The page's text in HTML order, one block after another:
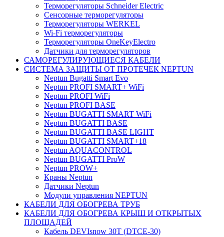
Терморегуляторы Schneider Electric
Сенсорные терморегуляторы
Терморегуляторы WERKEL
Wi-Fi терморегуляторы
Терморегуляторы OneKeyElectro
Датчики для терморегуляторов
САМОРЕГУЛИРУЮЩИЕСЯ КАБЕЛИ
СИСТЕМА ЗАЩИТЫ ОТ ПРОТЕЧЕК NEPTUN
Neptun Bugatti Smart Evo
Neptun PROFI SMART+ WiFi
Neptun PROFI WiFi
Neptun PROFI BASE
Neptun BUGATTI SMART WiFi
Neptun BUGATTI BASE
Neptun BUGATTI BASE LIGHT
Neptun BUGATTI SMART+18
Neptun AQUACONTROL
Neptun BUGATTI ProW
Neptun PROW+
Краны Neptun
Датчики Neptun
Модули управления NEPTUN
КАБЕЛИ ДЛЯ ОБОГРЕВА ТРУБ
КАБЕЛИ ДЛЯ ОБОГРЕВА КРЫШ И ОТКРЫТЫХ
ПЛОЩАДЕЙ
Кабель DEVIsnow 30Т (DTCE-30)